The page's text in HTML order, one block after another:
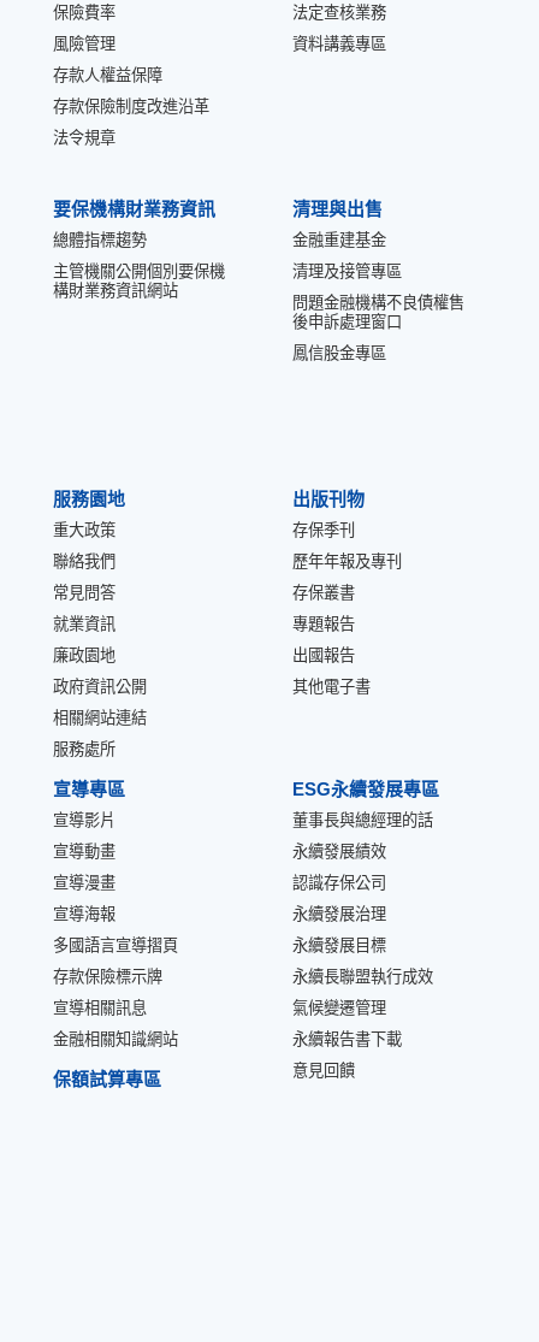
保險費率
風險管理
存款人權益保障
存款保險制度改進沿革
法令規章
法定查核業務
資料講義專區
要保機構財業務資訊
總體指標趨勢
主管機關公開個別要保機
構財業務資訊網站
清理與出售
金融重建基金
清理及接管專區
問題金融機構不良債權售
後申訴處理窗口
鳳信股金專區
服務園地
重大政策
聯絡我們
常見問答
就業資訊
廉政園地
政府資訊公開
相關網站連結
服務處所
出版刊物
存保季刊
歷年年報及專刊
存保叢書
專題報告
出國報告
其他電子書
宣導專區
宣導影片
宣導動畫
宣導漫畫
宣導海報
多國語言宣導摺頁
存款保險標示牌
宣導相關訊息
金融相關知識網站
ESG永續發展專區
董事長與總經理的話
永續發展績效
認識存保公司
永續發展治理
永續發展目標
永續長聯盟執行成效
氣候變遷管理
永續報告書下載
意見回饋
保額試算專區